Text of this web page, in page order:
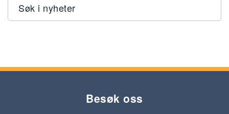
Søk i nyheter
Besøk oss